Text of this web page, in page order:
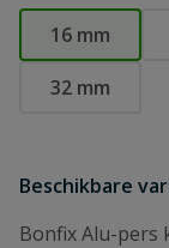
16 mm
32 mm
Beschikbare
Bonfix Alu-pers